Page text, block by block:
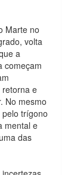
Marte no
volta
a
começam
retorna e
No mesmo
trígono
mental e
das